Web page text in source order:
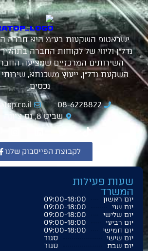
ישראטופ השקעות בע"מ היא חברה
נדל"ן וליווי של לקוחות החברה
השירותים המרכזיים שמציעה החברה:
השקעת נדל"ן, ייעוץ משכנתא,
נכסים.
08-6228822
שביט 8, נס ציונה
לקבוצת הפייסבוק שלנו
שעות פעילות
המשרד
יום ראשון 09:00-18:00
יום שני 09:00-18:00
יום שלישי 09:00-18:00
יום רביעי 09:00-18:00
יום חמישי 09:00-18:00
יום שישי סגור
יום שבת
סגור